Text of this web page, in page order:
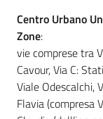
Centro Urbano
Zone:
vie comprese tra
Cavour, Via C:
Viale Odescalchi,
Flavia (compresa